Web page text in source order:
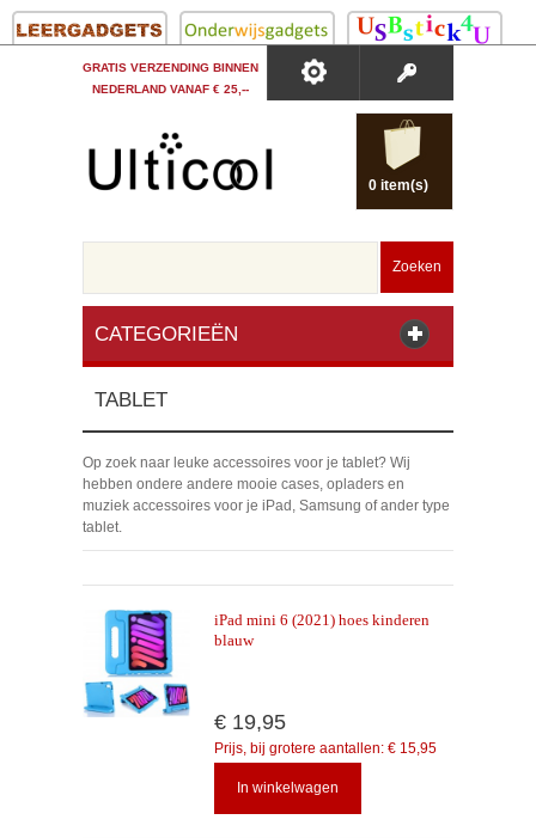
GRATIS VERZENDING BINNEN
NEDERLAND VANAF € 25,--
0 item(s)
Zoeken
CATEGORIEËN
TABLET
Op zoek naar leuke accessoires voor je tablet? Wij
hebben ondere andere mooie cases, opladers en
muziek accessoires voor je iPad, Samsung of ander type
tablet.
iPad mini 6 (2021) hoes kinderen
blauw
€ 19,95
Prijs, bij grotere aantallen: € 15,95
In winkelwagen